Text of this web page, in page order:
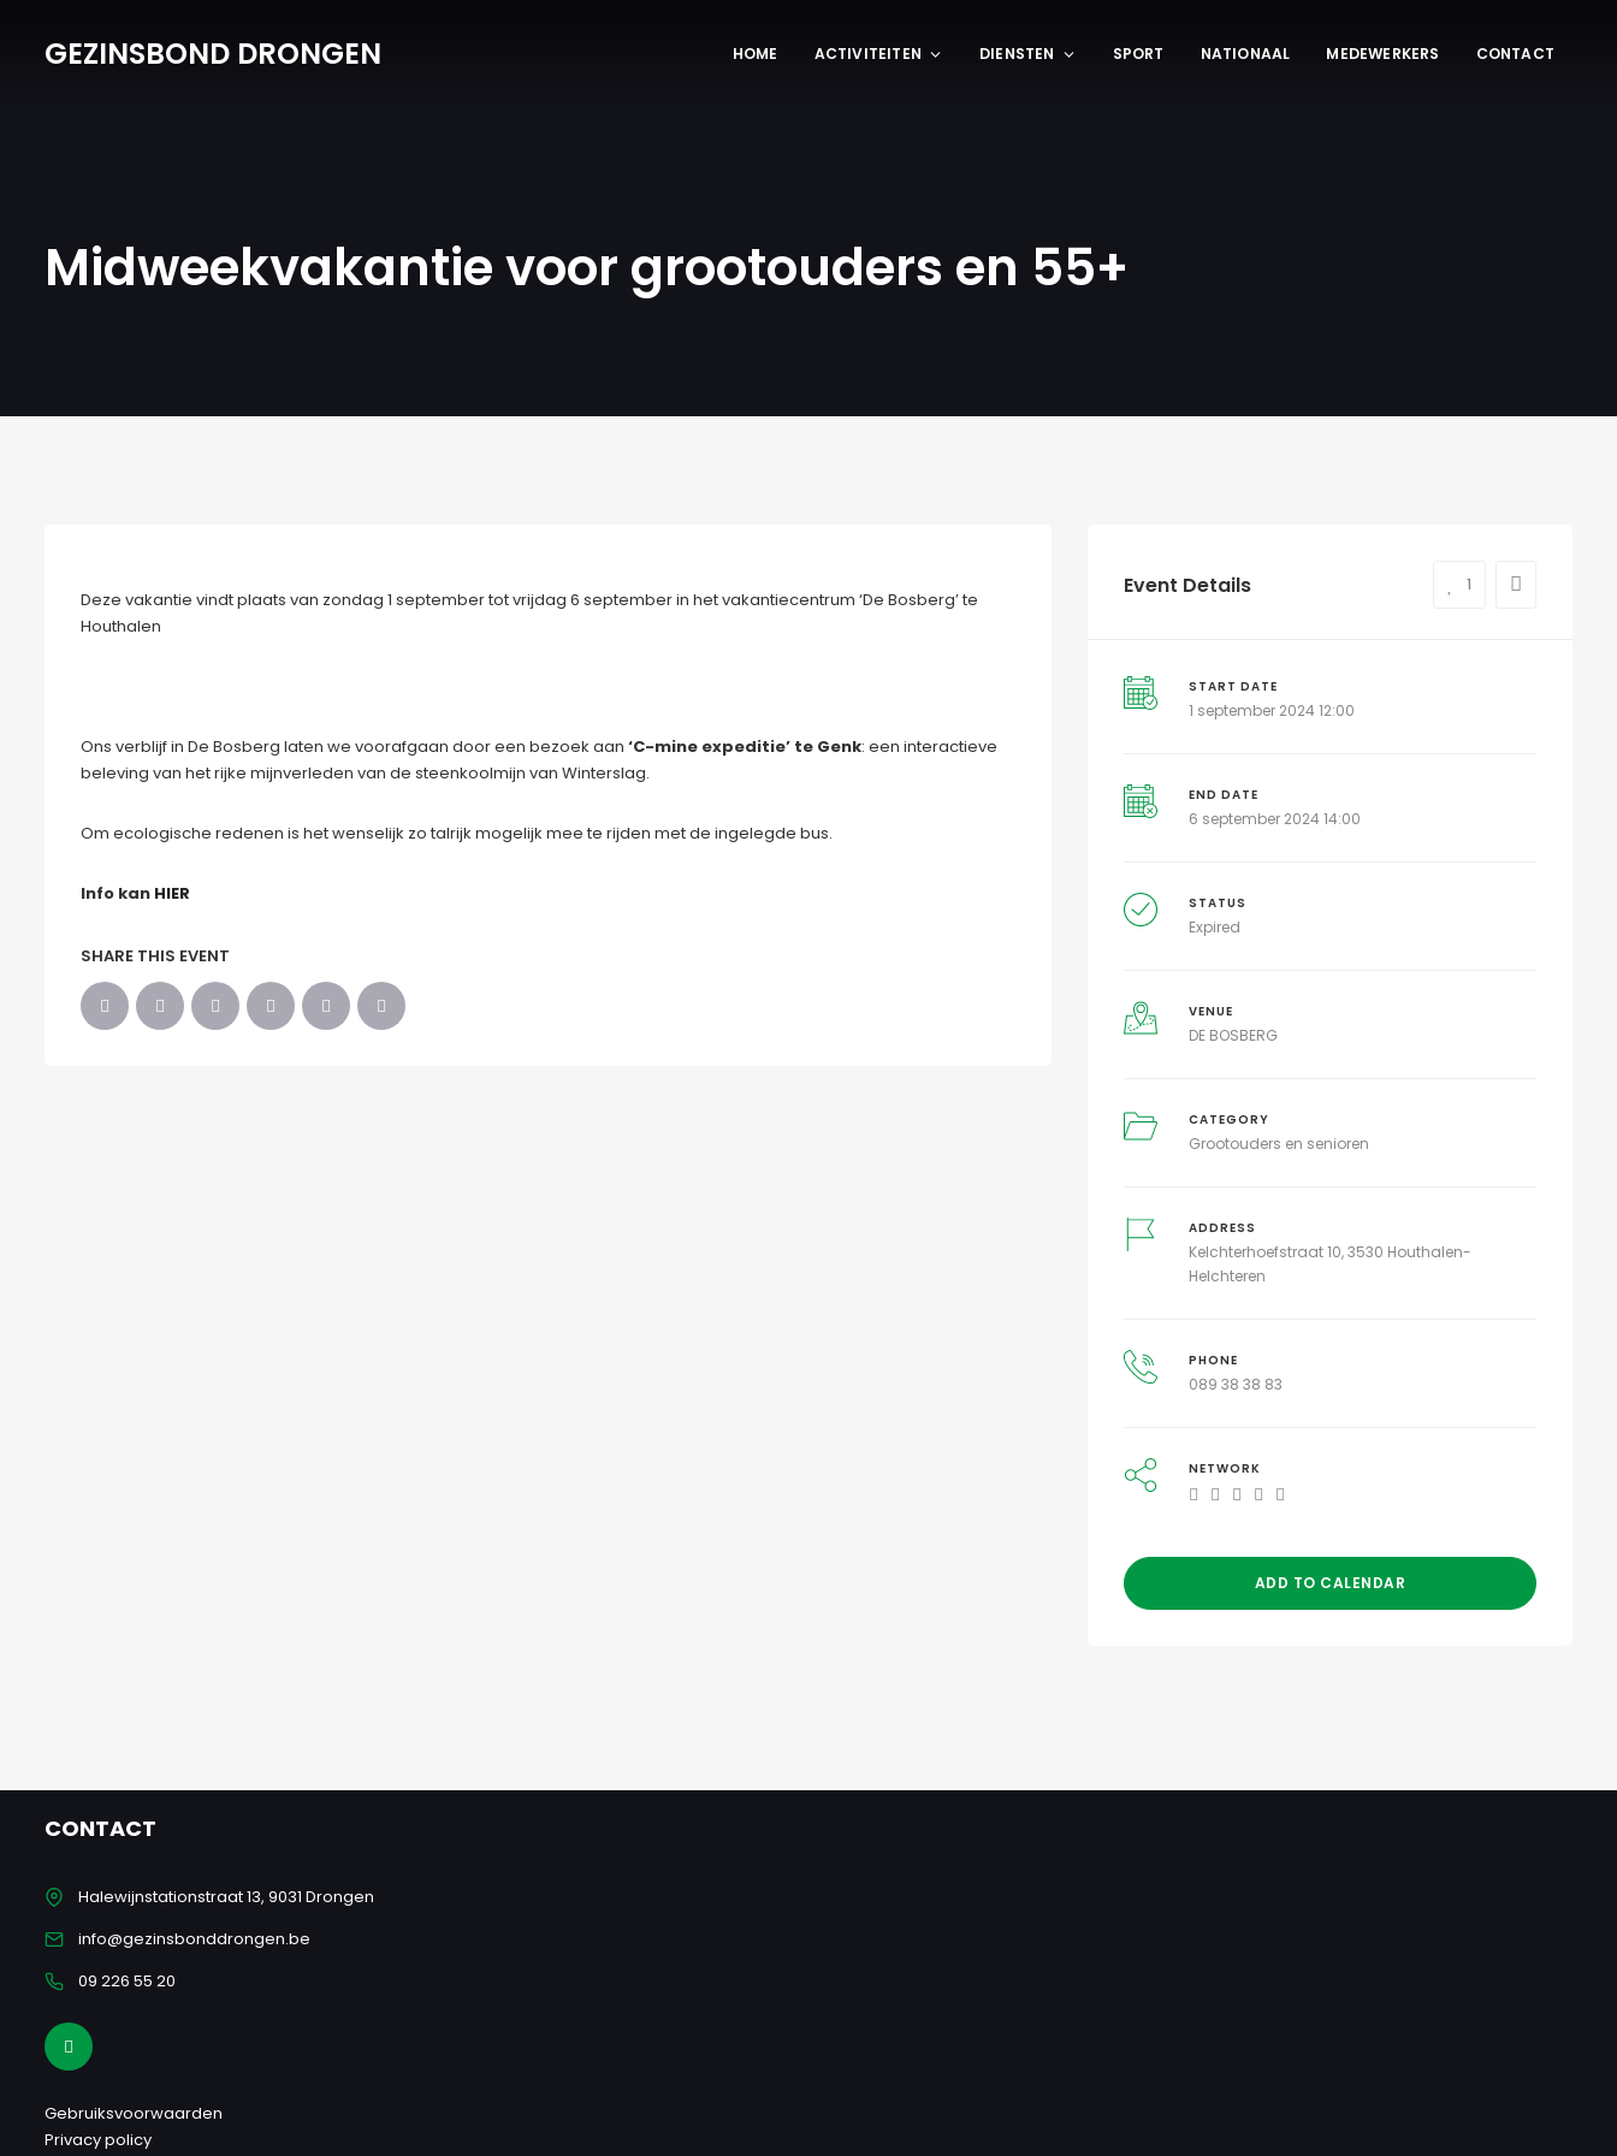
GEZINSBOND DRONGEN HOME ACTIVITEITEN DIENSTEN SPORT NATIONAAL MEDEWERKERS CONTACT
Midweekvakantie voor grootouders en 55+
Deze vakantie vindt plaats van zondag 1 september tot vrijdag 6 september in het vakantiecentrum ‘De Bosberg’ te
Houthalen
Ons verblijf in De Bosberg laten we voorafgaan door een bezoek aan ‘C-mine expeditie’ te Genk: een interactieve
beleving van het rijke mijnverleden van de steenkoolmijn van Winterslag.
Om ecologische redenen is het wenselijk zo talrijk mogelijk mee te rijden met de ingelegde bus.
Info kan HIER
SHARE THIS EVENT
Event Details 1
START DATE
1 september 2024 12:00
END DATE
6 september 2024 14:00
STATUS
Expired
VENUE
DE BOSBERG
CATEGORY
Grootouders en senioren
ADDRESS
Kelchterhoefstraat 10, 3530 Houthalen-
Helchteren
PHONE
089 38 38 83
NETWORK
ADD TO CALENDAR
CONTACT
Halewijnstationstraat 13, 9031 Drongen
info@gezinsbonddrongen.be
09 226 55 20
Gebruiksvoorwaarden
Privacy policy